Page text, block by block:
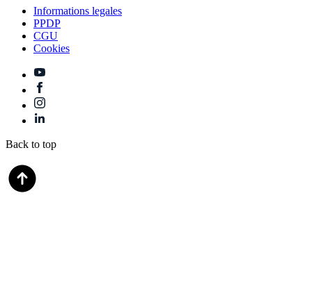
Informations legales
PPDP
CGU
Cookies
Back to top